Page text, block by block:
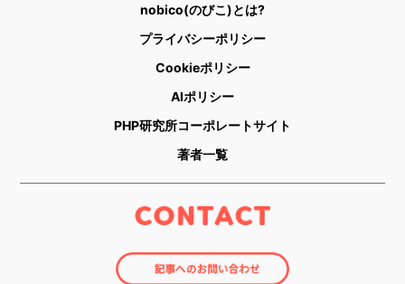
nobico(のびこ)とは?
プライバシーポリシー
Cookieポリシー
AIポリシー
PHP研究所コーポレートサイト
著者一覧